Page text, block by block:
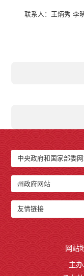
联系人：王炳秀 李
中央政府和国家部委
州政府网站
友情链接
网站
主